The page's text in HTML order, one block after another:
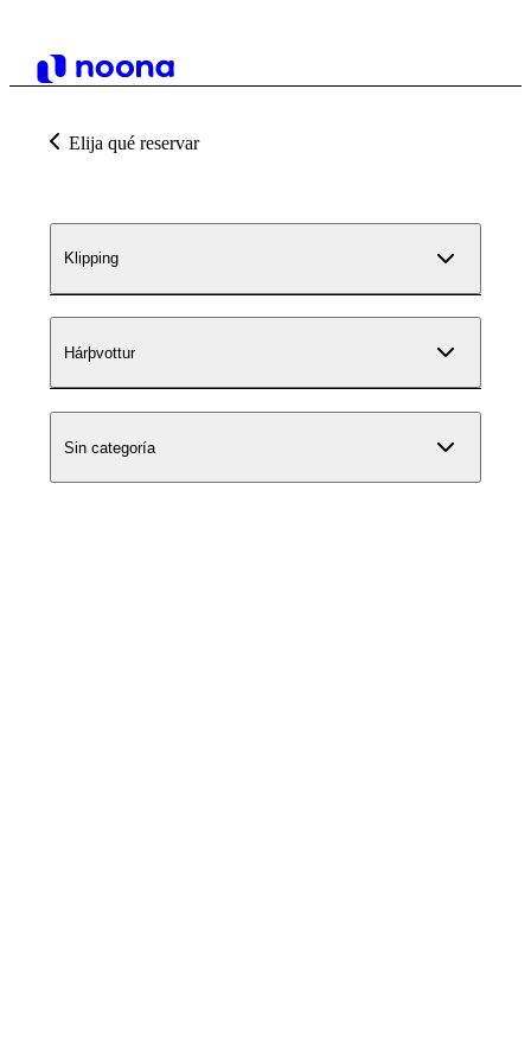
Elija qué reservar
Klipping
Hárþvottur
Sin categoría